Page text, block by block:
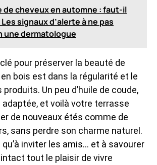
de cheveux en automne : faut-il
signaux d’alerte à ne pas
une dermatologue
pour préserver la beauté de
bois est dans la régularité et le
Un peu d’huile de coude,
et voilà votre terrasse
de nouveaux étés comme de
sans perdre son charme naturel.
inviter les amis… et à savourer
tout le plaisir de vivre